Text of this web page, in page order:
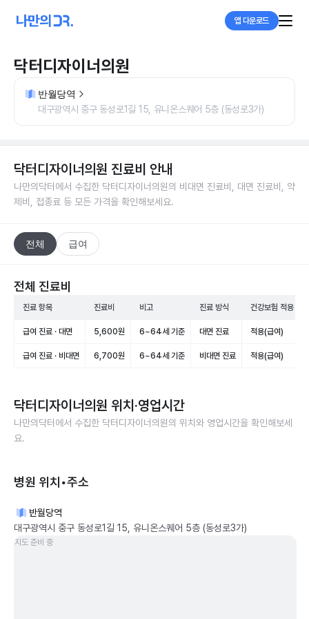
앱 다운로드
닥터디자이너의원
반월당역
대구광역시 중구 동성로1길 15, 유니온스퀘어 5층 (동성로3가)
닥터디자이너의원 진료비 안내
나만의닥터에서 수집한 닥터디자이너의원의 비대면 진료비, 대면 진료비, 약
제비, 접종료 등 모든 가격을 확인해보세요.
전체 급여
전체 진료비
진료 항목 진료비 비고 진료 방식 건강보험 적용
급여 진료 · 대면 5,600원 6~64세 기준 대면 진료 적용(급여)
급여 진료 · 비대면 6,700원 6~64세 기준 비대면 진료 적용(급여)
닥터디자이너의원 위치·영업시간
나만의닥터에서 수집한 닥터디자이너의원의 위치와 영업시간을 확인해보세
요.
병원 위치•주소
반월당역
대구광역시 중구 동성로1길 15, 유니온스퀘어 5층 (동성로3가)
지도 준비 중